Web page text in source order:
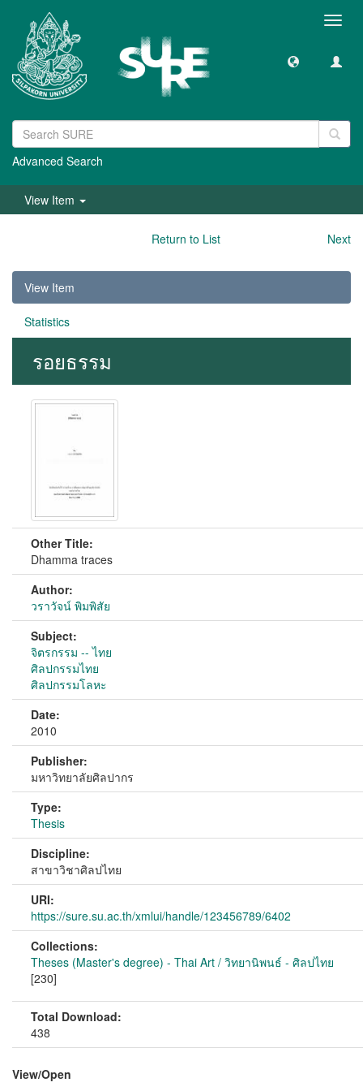
Advanced Search
View Item
Return to List Next
View Item
Statistics
รอยธรรม
Other Title:
Dhamma traces
Author:
วราวัจน์ พิมพิสัย
Subject:
จิตรกรรม -- ไทย
ศิลปกรรมไทย
ศิลปกรรมโลหะ
Date:
2010
Publisher:
มหาวิทยาลัยศิลปากร
Type:
Thesis
Discipline:
สาขาวิชาศิลปไทย
URI:
https://sure.su.ac.th/xmlui/handle/123456789/6402
Collections:
Theses (Master's degree) - Thai Art / วิทยานิพนธ์ - ศิลปไทย
[230]
Total Download:
438
View/Open